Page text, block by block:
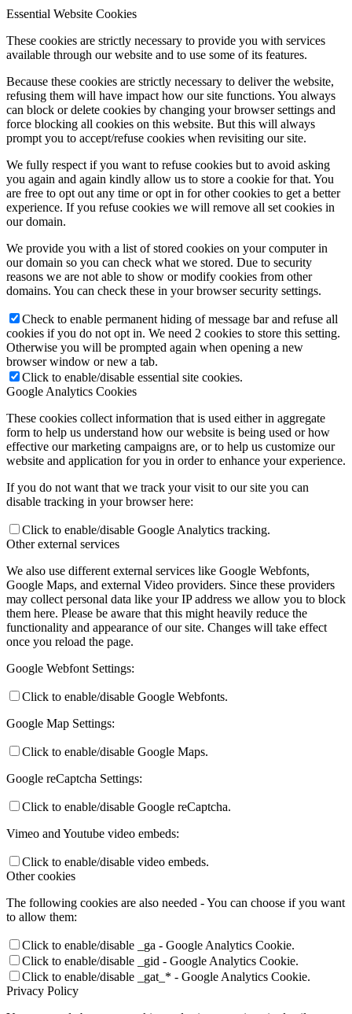
Essential Website Cookies
These cookies are strictly necessary to provide you with services
available through our website and to use some of its features.
Because these cookies are strictly necessary to deliver the website,
refusing them will have impact how our site functions. You always
can block or delete cookies by changing your browser settings and
force blocking all cookies on this website. But this will always
prompt you to accept/refuse cookies when revisiting our site.
We fully respect if you want to refuse cookies but to avoid asking
you again and again kindly allow us to store a cookie for that. You
are free to opt out any time or opt in for other cookies to get a better
experience. If you refuse cookies we will remove all set cookies in
our domain.
We provide you with a list of stored cookies on your computer in
our domain so you can check what we stored. Due to security
reasons we are not able to show or modify cookies from other
domains. You can check these in your browser security settings.
Check to enable permanent hiding of message bar and refuse all
cookies if you do not opt in. We need 2 cookies to store this setting.
Otherwise you will be prompted again when opening a new
browser window or new a tab.
Click to enable/disable essential site cookies.
Google Analytics Cookies
These cookies collect information that is used either in aggregate
form to help us understand how our website is being used or how
effective our marketing campaigns are, or to help us customize our
website and application for you in order to enhance your experience.
If you do not want that we track your visit to our site you can
disable tracking in your browser here:
Click to enable/disable Google Analytics tracking.
Other external services
We also use different external services like Google Webfonts,
Google Maps, and external Video providers. Since these providers
may collect personal data like your IP address we allow you to block
them here. Please be aware that this might heavily reduce the
functionality and appearance of our site. Changes will take effect
once you reload the page.
Google Webfont Settings:
Click to enable/disable Google Webfonts.
Google Map Settings:
Click to enable/disable Google Maps.
Google reCaptcha Settings:
Click to enable/disable Google reCaptcha.
Vimeo and Youtube video embeds:
Click to enable/disable video embeds.
Other cookies
The following cookies are also needed - You can choose if you want
to allow them:
Click to enable/disable _ga - Google Analytics Cookie.
Click to enable/disable _gid - Google Analytics Cookie.
Click to enable/disable _gat_* - Google Analytics Cookie.
Privacy Policy